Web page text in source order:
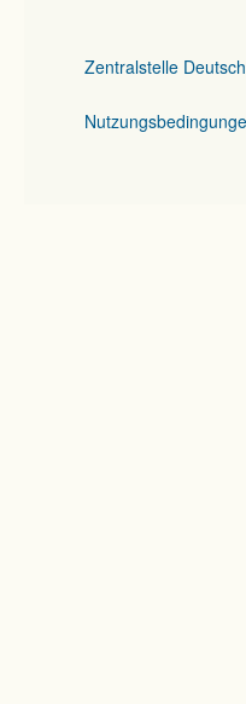
Zentralstelle